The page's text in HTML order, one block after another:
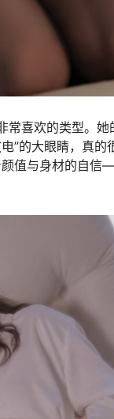
喜欢的类型。
”的大眼睛，真
值与身材的自